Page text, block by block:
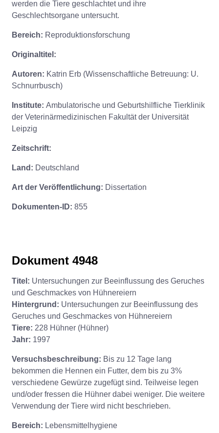
werden die Tiere geschlachtet und ihre
Geschlechtsorgane untersucht.
Bereich: Reproduktionsforschung
Originaltitel:
Autoren: Katrin Erb (Wissenschaftliche Betreuung: U.
Schnurrbusch)
Institute: Ambulatorische und Geburtshilfliche Tierklinik
der Veterinärmedizinischen Fakultät der Universität
Leipzig
Zeitschrift:
Land: Deutschland
Art der Veröffentlichung: Dissertation
Dokumenten-ID: 855
Dokument 4948
Titel: Untersuchungen zur Beeinflussung des Geruches
und Geschmackes von Hühnereiern
Hintergrund: Untersuchungen zur Beeinflussung des
Geruches und Geschmackes von Hühnereiern
Tiere: 228 Hühner (Hühner)
Jahr: 1997
Versuchsbeschreibung: Bis zu 12 Tage lang
bekommen die Hennen ein Futter, dem bis zu 3%
verschiedene Gewürze zugefügt sind. Teilweise legen
und/oder fressen die Hühner dabei weniger. Die weitere
Verwendung der Tiere wird nicht beschrieben.
Bereich: Lebensmittelhygiene